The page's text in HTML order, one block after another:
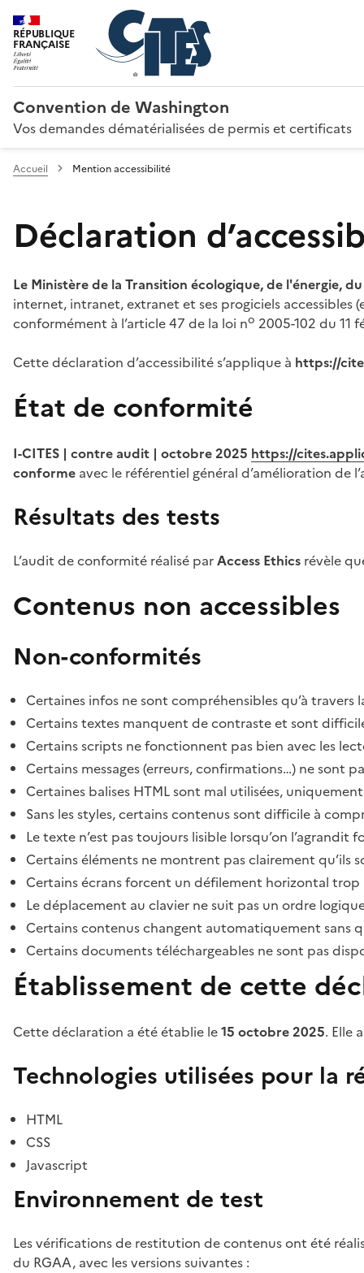
RÉPUBLIQUE
FRANÇAISE
Convention de Washington
Vos demandes dématérialisées de permis et certificats
Accueil Mention accessibilité
Déclaration
Le Ministère de la Transition écologique, de l'énergie,
internet, intranet, extranet et ses progiciels
conformément à l’article 47 de la loi no 2005-102 du 11
Cette déclaration d’accessibilité s’applique à https://
État de conformité
I-CITES | contre audit | octobre 2025 https://
conforme avec le référentiel général d’amélioration de
Résultats des tests
L’audit de conformité réalisé parAccess Ethics révèle
Contenus non accessibles
Non-conformités
Certaines infos ne sont compréhensibles qu’à travers
Certains textes manquent de contraste et sont
Certains scripts ne fonctionnent pas bien avec les
Certains messages (erreurs, confirmations…) ne sont
Certaines balises HTML sont mal utilisées,
Sans les styles, certains contenus sont difficile à
Le texte n’est pas toujours lisible lorsqu’on l’agrandit
Certains éléments ne montrent pas clairement qu’ils
Certains écrans forcent un défilement horizontal
Le déplacement au clavier ne suit pas un ordre
Certains contenus changent automatiquement sans
Certains documents téléchargeables ne sont pas
Établissement de cette
Cette déclaration a été établie le15 octobre 2025. Elle
Technologies utilisées pour la
HTML
CSS
Javascript
Environnement de test
Les vérifications de restitution de contenus ont été
du RGAA, avec les versions suivantes :